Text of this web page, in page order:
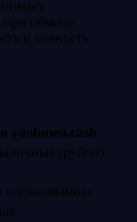
обмене
и точность
yaobmen.cash
(рубли)